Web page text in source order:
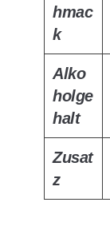
hmac
k
Alko
holge
halt
Zusat
z